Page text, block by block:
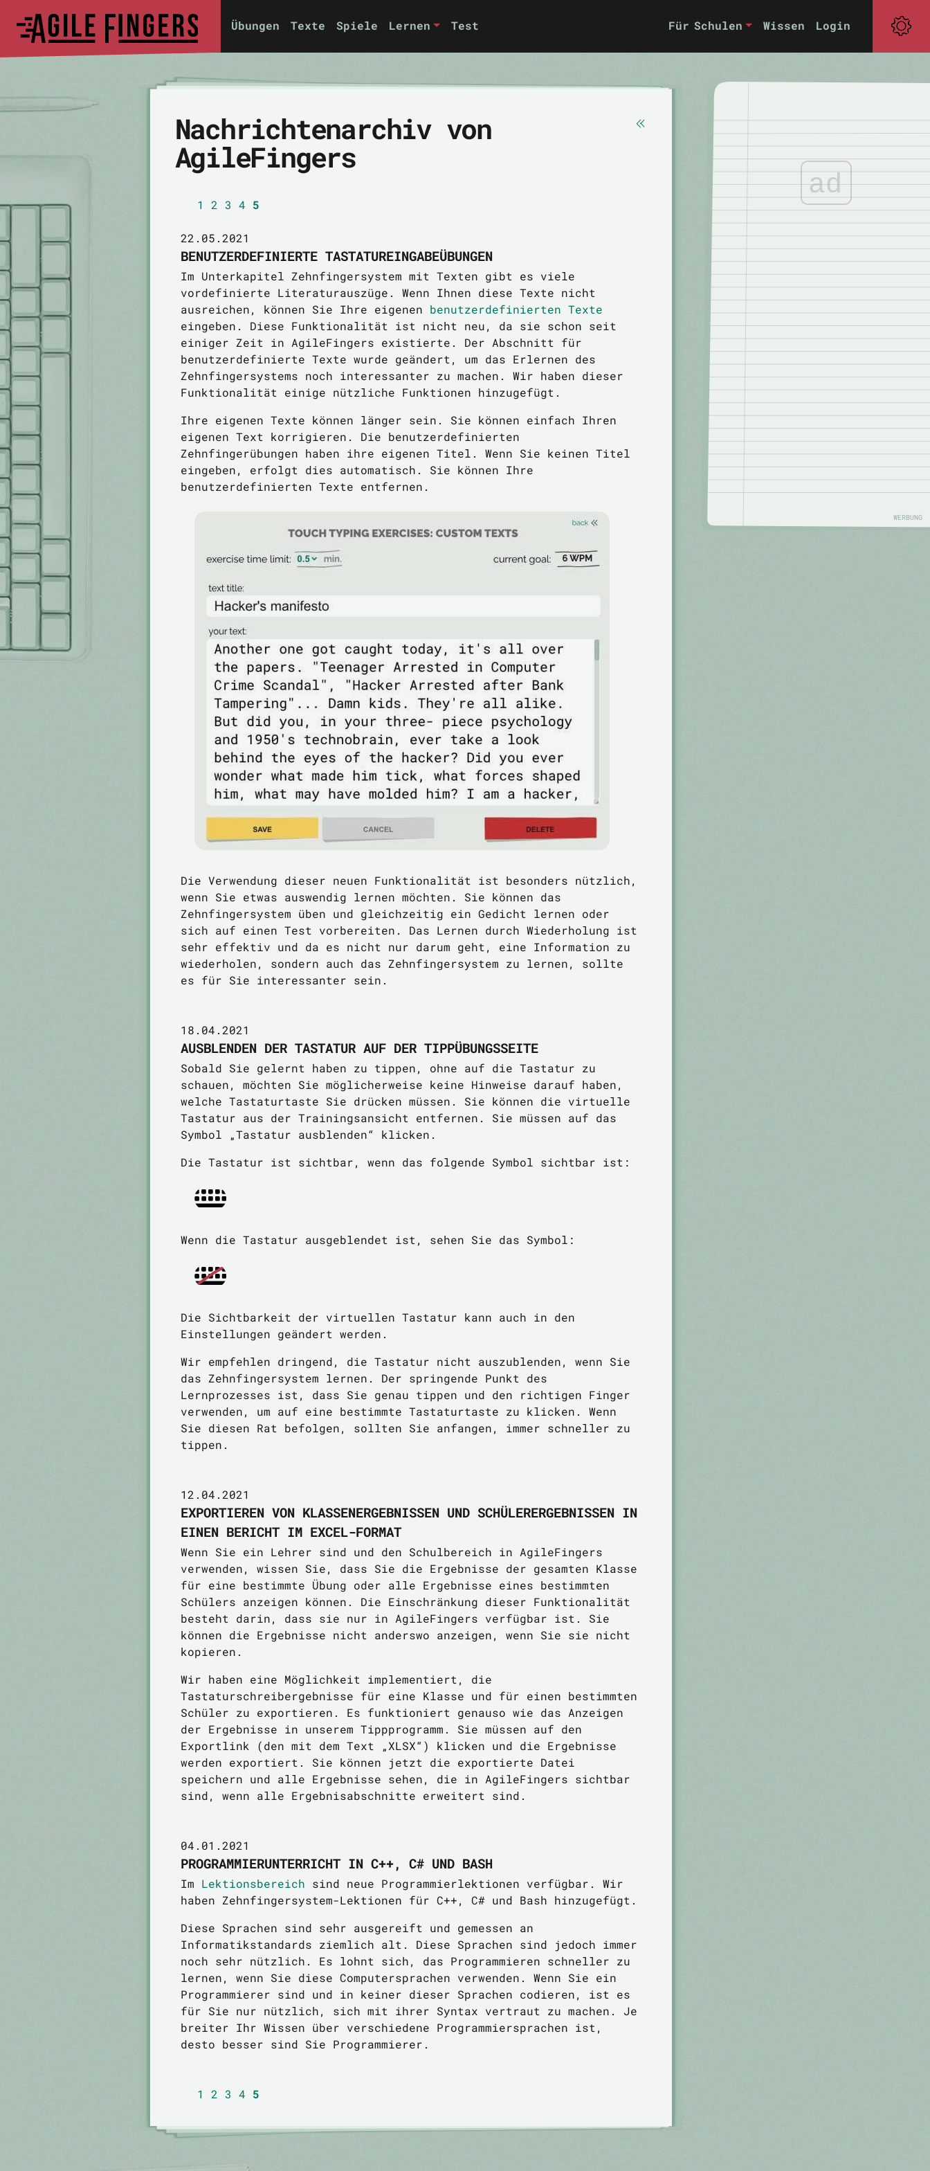
Übungen Texte Spiele Lernen Test Für Schulen Wissen Login
Nachrichtenarchiv von
AgileFingers
1 2 3 4 5
22.05.2021
BENUTZERDEFINIERTE TASTATUREINGABEÜBUNGEN
Im Unterkapitel Zehnfingersystem mit Texten gibt es viele
vordefinierte Literaturauszüge. Wenn Ihnen diese Texte nicht
ausreichen, können Sie Ihre eigenen benutzerdefinierten Texte
eingeben. Diese Funktionalität ist nicht neu, da sie schon seit
einiger Zeit in AgileFingers existierte. Der Abschnitt für
benutzerdefinierte Texte wurde geändert, um das Erlernen des
Zehnfingersystems noch interessanter zu machen. Wir haben dieser
Funktionalität einige nützliche Funktionen hinzugefügt.
Ihre eigenen Texte können länger sein. Sie können einfach Ihren
eigenen Text korrigieren. Die benutzerdefinierten
Zehnfingerübungen haben ihre eigenen Titel. Wenn Sie keinen Titel
eingeben, erfolgt dies automatisch. Sie können Ihre
benutzerdefinierten Texte entfernen.
Die Verwendung dieser neuen Funktionalität ist besonders nützlich,
wenn Sie etwas auswendig lernen möchten. Sie können das
Zehnfingersystem üben und gleichzeitig ein Gedicht lernen oder
sich auf einen Test vorbereiten. Das Lernen durch Wiederholung ist
sehr effektiv und da es nicht nur darum geht, eine Information zu
wiederholen, sondern auch das Zehnfingersystem zu lernen, sollte
es für Sie interessanter sein.
18.04.2021
AUSBLENDEN DER TASTATUR AUF DER TIPPÜBUNGSSEITE
Sobald Sie gelernt haben zu tippen, ohne auf die Tastatur zu
schauen, möchten Sie möglicherweise keine Hinweise darauf haben,
welche Tastaturtaste Sie drücken müssen. Sie können die virtuelle
Tastatur aus der Trainingsansicht entfernen. Sie müssen auf das
Symbol „Tastatur ausblenden“ klicken.
Die Tastatur ist sichtbar, wenn das folgende Symbol sichtbar ist:
Wenn die Tastatur ausgeblendet ist, sehen Sie das Symbol:
Die Sichtbarkeit der virtuellen Tastatur kann auch in den
Einstellungen geändert werden.
Wir empfehlen dringend, die Tastatur nicht auszublenden, wenn Sie
das Zehnfingersystem lernen. Der springende Punkt des
Lernprozesses ist, dass Sie genau tippen und den richtigen Finger
verwenden, um auf eine bestimmte Tastaturtaste zu klicken. Wenn
Sie diesen Rat befolgen, sollten Sie anfangen, immer schneller zu
tippen.
12.04.2021
EXPORTIEREN VON KLASSENERGEBNISSEN UND SCHÜLERERGEBNISSEN IN
EINEN BERICHT IM EXCEL-FORMAT
Wenn Sie ein Lehrer sind und den Schulbereich in AgileFingers
verwenden, wissen Sie, dass Sie die Ergebnisse der gesamten Klasse
für eine bestimmte Übung oder alle Ergebnisse eines bestimmten
Schülers anzeigen können. Die Einschränkung dieser Funktionalität
besteht darin, dass sie nur in AgileFingers verfügbar ist. Sie
können die Ergebnisse nicht anderswo anzeigen, wenn Sie sie nicht
kopieren.
Wir haben eine Möglichkeit implementiert, die
Tastaturschreibergebnisse für eine Klasse und für einen bestimmten
Schüler zu exportieren. Es funktioniert genauso wie das Anzeigen
der Ergebnisse in unserem Tippprogramm. Sie müssen auf den
Exportlink (den mit dem Text „XLSX“) klicken und die Ergebnisse
werden exportiert. Sie können jetzt die exportierte Datei
speichern und alle Ergebnisse sehen, die in AgileFingers sichtbar
sind, wenn alle Ergebnisabschnitte erweitert sind.
04.01.2021
PROGRAMMIERUNTERRICHT IN C++, C# UND BASH
Im Lektionsbereich sind neue Programmierlektionen verfügbar. Wir
haben Zehnfingersystem-Lektionen für C++, C# und Bash hinzugefügt.
Diese Sprachen sind sehr ausgereift und gemessen an
Informatikstandards ziemlich alt. Diese Sprachen sind jedoch immer
noch sehr nützlich. Es lohnt sich, das Programmieren schneller zu
lernen, wenn Sie diese Computersprachen verwenden. Wenn Sie ein
Programmierer sind und in keiner dieser Sprachen codieren, ist es
für Sie nur nützlich, sich mit ihrer Syntax vertraut zu machen. Je
breiter Ihr Wissen über verschiedene Programmiersprachen ist,
desto besser sind Sie Programmierer.
1 2 3 4 5
ad
WERBUNG